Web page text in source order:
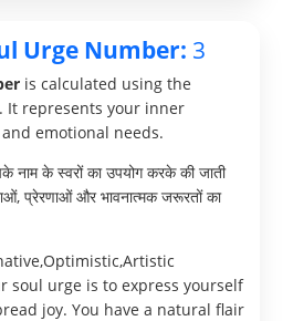
Urge Number: 3
is calculated using the
It represents your inner
emotional needs.
नाम के स्वरों का उपयोग करके की जाती
प्रेरणाओं और भावनात्मक जरूरतों का
soul urge is to express yourself
joy. You have a natural flair